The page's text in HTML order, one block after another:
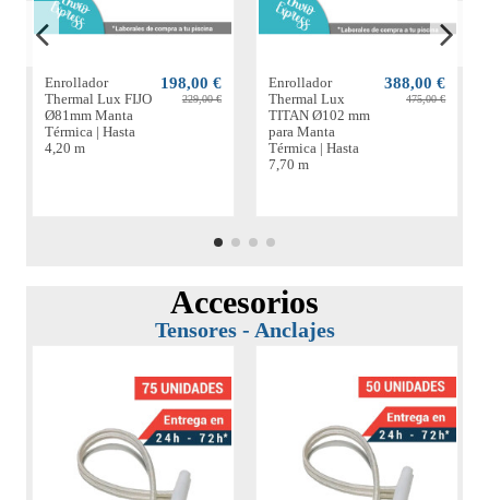
Enrollador
Thermal Lux FIJO
Ø81mm Manta
Térmica | Hasta
4,20 m
198,00 €
229,00 €
Enrollador
Thermal Lux
TITAN Ø102 mm
para Manta
Térmica | Hasta
7,70 m
388,00 €
475,00 €
Accesorios
Tensores - Anclajes